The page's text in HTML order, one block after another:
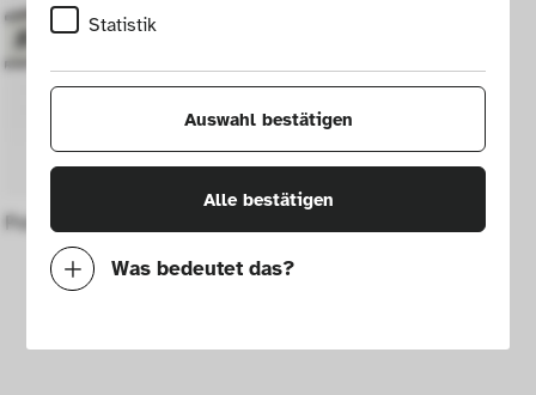
Statistik
Auswahl bestätigen
Alle bestätigen
Was bedeutet das?
Mit diesen Cookies können wir durch
Petrol chainsaw no. 024 AV